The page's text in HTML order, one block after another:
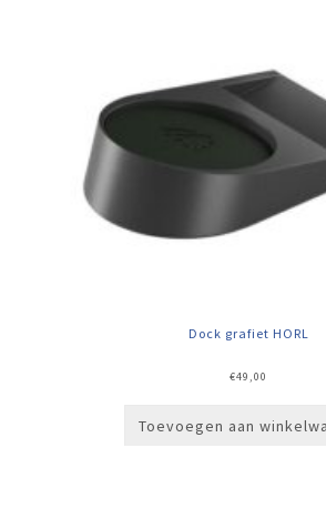
Dock grafiet HORL
€49,00
Toevoegen aan